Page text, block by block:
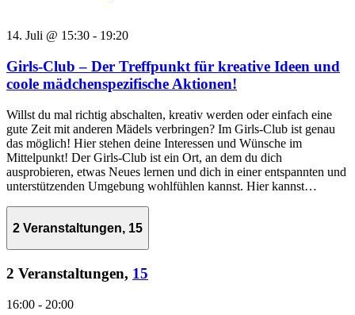
14. Juli @ 15:30 - 19:20
Girls-Club – Der Treffpunkt für kreative Ideen und
coole mädchenspezifische Aktionen!
Willst du mal richtig abschalten, kreativ werden oder einfach eine
gute Zeit mit anderen Mädels verbringen? Im Girls-Club ist genau
das möglich! Hier stehen deine Interessen und Wünsche im
Mittelpunkt! Der Girls-Club ist ein Ort, an dem du dich
ausprobieren, etwas Neues lernen und dich in einer entspannten und
unterstützenden Umgebung wohlfühlen kannst. Hier kannst…
2 Veranstaltungen, 15
2 Veranstaltungen, 15
16:00 - 20:00